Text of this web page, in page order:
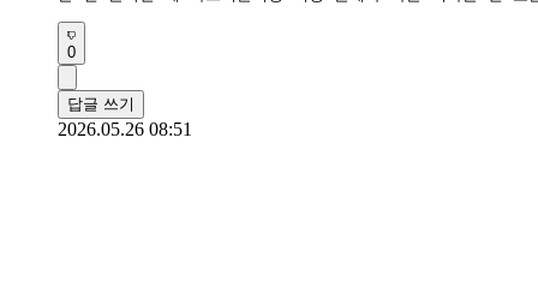
0
답글 쓰기
2026.05.26 08:51